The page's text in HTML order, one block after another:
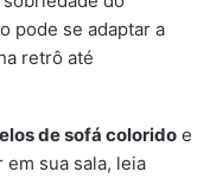
pode se adaptar a
retrô até
de sofá colorido e
sua sala, leia